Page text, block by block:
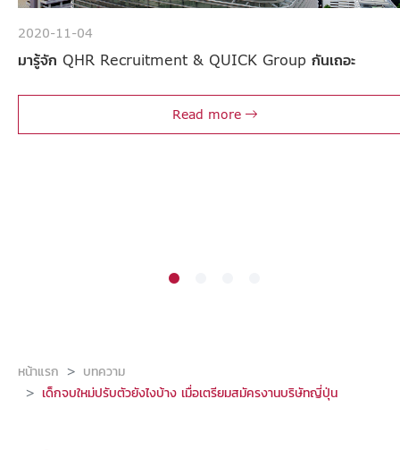
2020-11-04
มารู้จัก QHR Recruitment & QUICK Group กันเถอะ
Read more
หน้าแรก
บทความ
เด็กจบใหม่ปรับตัวยังไงบ้าง เมื่อเตรียมสมัครงานบริษัทญี่ปุ่น